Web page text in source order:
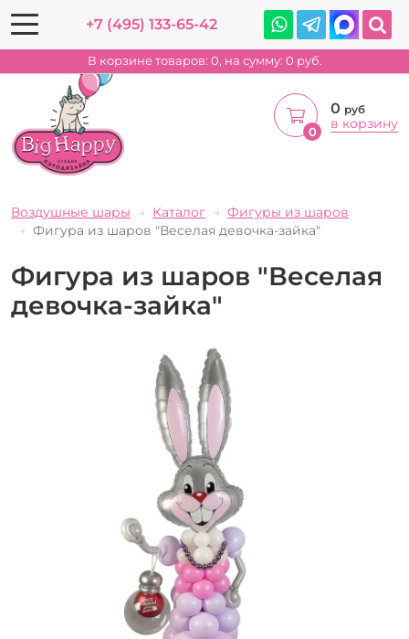
+7 (495) 133-65-42
В корзине товаров: 0, на сумму: 0 руб.
0
0 руб
в корзину
Воздушные шары Каталог
Фигуры из шаров
Фигура из шаров "Веселая девочка-зайка"
Фигура из шаров "Веселая
девочка-зайка"